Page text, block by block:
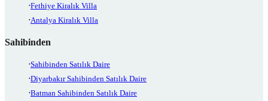
Fethiye Kiralık Villa
Antalya Kiralık Villa
Sahibinden
Sahibinden Satılık Daire
Diyarbakır Sahibinden Satılık Daire
Batman Sahibinden Satılık Daire